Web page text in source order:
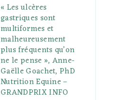
e
P
u
s
g
r
a
r
e
s
« Les ulcères
gastriques sont
multiformes et
malheureusement
plus fréquents qu’on
ne le pense », Anne-
Gaëlle Goachet, PhD
Nutrition Equine –
GRANDPRIX INFO